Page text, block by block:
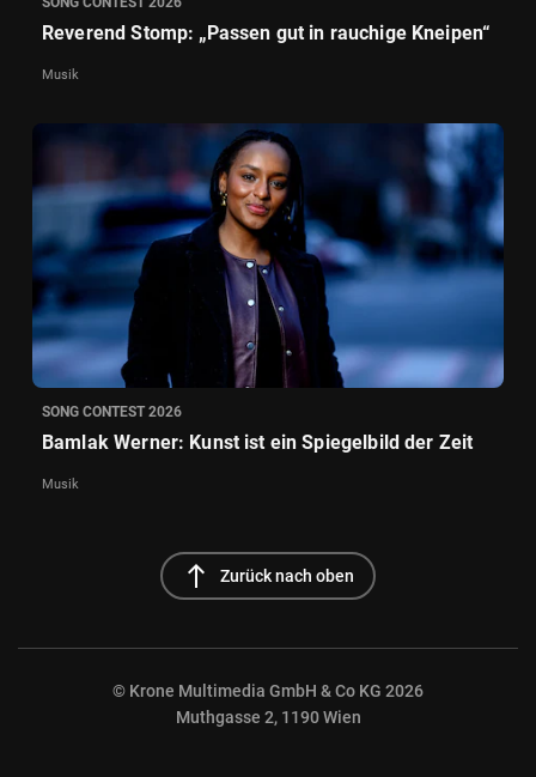
Reverend Stomp: „Passen gut in rauchige Kneipen“
Musik
SONG CONTEST 2026
Bamlak Werner: Kunst ist ein Spiegelbild der Zeit
Musik
north Zurück nach oben
© Krone Multimedia GmbH & Co KG 2026
Muthgasse 2, 1190 Wien